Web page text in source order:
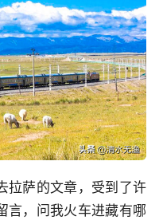
拉萨的文章，受到了许
言，问我火车进藏有哪